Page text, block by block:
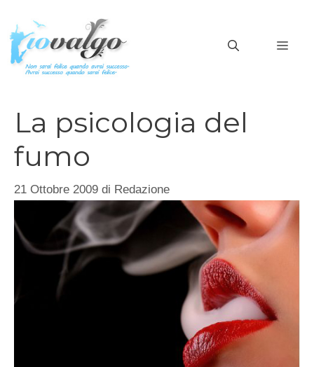
contenuto
La psicologia del
fumo
21 Ottobre 2009 di Redazione